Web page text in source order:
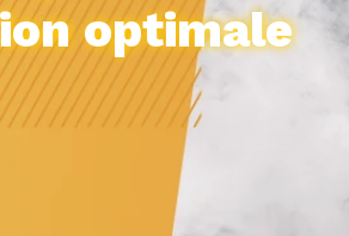
optimale